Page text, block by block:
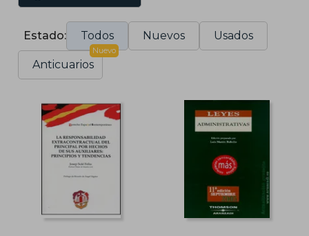
Estado: Todos Nuevos Usados
Anticuarios
Nuevo